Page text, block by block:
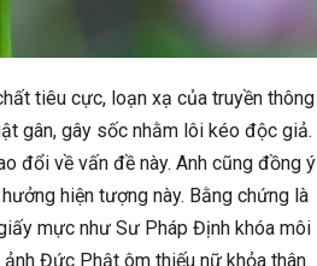
tiêu cực, loạn xạ của truyền thông
gân, gây sốc nhằm lôi kéo độc giả.
đổi về vấn đề này. Anh cũng đồng ý
hiện tượng này. Bằng chứng là
mực như Sư Pháp Định khóa môi
Đức Phật ôm thiếu nữ khỏa thân.